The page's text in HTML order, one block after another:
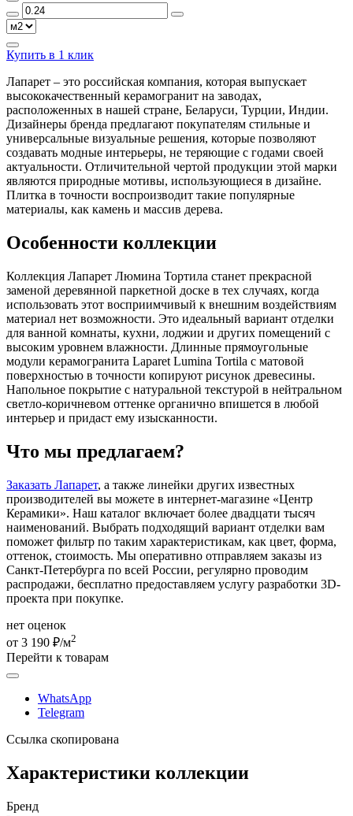
Купить в 1 клик
Лапарет – это российская компания, которая выпускает
высококачественный керамогранит на заводах,
расположенных в нашей стране, Беларуси, Турции, Индии.
Дизайнеры бренда предлагают покупателям стильные и
универсальные визуальные решения, которые позволяют
создавать модные интерьеры, не теряющие с годами своей
актуальности. Отличительной чертой продукции этой марки
являются природные мотивы, использующиеся в дизайне.
Плитка в точности воспроизводит такие популярные
материалы, как камень и массив дерева.
Особенности коллекции
Коллекция Лапарет Люмина Тортила станет прекрасной
заменой деревянной паркетной доске в тех случаях, когда
использовать этот восприимчивый к внешним воздействиям
материал нет возможности. Это идеальный вариант отделки
для ванной комнаты, кухни, лоджии и других помещений с
высоким уровнем влажности. Длинные прямоугольные
модули керамогранита Laparet Lumina Tortila с матовой
поверхностью в точности копируют рисунок древесины.
Напольное покрытие с натуральной текстурой в нейтральном
светло-коричневом оттенке органично впишется в любой
интерьер и придаст ему изысканности.
Что мы предлагаем?
Заказать Лапарет, а также линейки других известных
производителей вы можете в интернет-магазине «Центр
Керамики». Наш каталог включает более двадцати тысяч
наименований. Выбрать подходящий вариант отделки вам
поможет фильтр по таким характеристикам, как цвет, форма,
оттенок, стоимость. Мы оперативно отправляем заказы из
Санкт-Петербурга по всей России, регулярно проводим
распродажи, бесплатно предоставляем услугу разработки 3D-
проекта при покупке.
нет оценок
от 3 190 ₽/м2
Перейти к товарам
WhatsApp
Telegram
Ссылка скопирована
Характеристики коллекции
Бренд